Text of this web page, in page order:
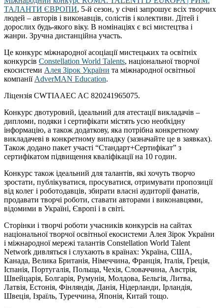
ТАЛАНТИ ЄВРОПИ, 5-й сезон, у січні запрошує всіх творчих
людей – авторів і виконавців, солістів і колективи. Дітей і
дорослих будь-якого віку. В номінаціях є всі мистецтва і
жанри. Зручна дистанційна участь.
Це конкурс міжнародної асоціації мистецьких та освітніх
конкурсів Constellation World Talents, національної творчої
екосистеми Алея Зірок України та міжнародної освітньої
компанії AdverMAN Education.
Ліцензія CWTIAAEC AC 820241965075.
Конкурс двотуровий, ідеальний для атестації викладачів –
дипломи, подяки і сертифікати містять усю необхідну
інформацію, а також додаткову, яка потрібна конкретному
викладачеві в конкретному випадку (зазначайте це в заявках).
Також додано пакет участі “Стандарт+Сертифікат” з
сертифікатом підвищення кваліфікації на 10 годин.
Конкурс також ідеальний для талантів, які хочуть творчо
зростати, публікуватися, просуватися, отримувати пропозиції
від колег і роботодавців, збирати власні аудиторії фанатів,
продавати творчі роботи, ставати авторами і виконавцями,
відомими в Україні, Європі і в світі.
Cторінки і творчі роботи учасників конкурсів на сайтах
національної творчої освітньої екосистеми Алея Зірок України
і міжнародної мережі талантів Constellation World Talent
Network дивляться і слухають в країнах: Україна, США,
Канада, Велика Британія, Німеччина, Франція, Італія, Греція,
Іспанія, Португалія, Польща, Чехія, Словаччина, Австрія,
Швейцарія, Болгарія, Румунія, Молдова, Бельгія, Литва,
Латвія, Естонія, Фінляндія, Данія, Нідерланди, Ірландія,
Швеція, Ізраїль, Туреччина, Японія, Китай тощо.